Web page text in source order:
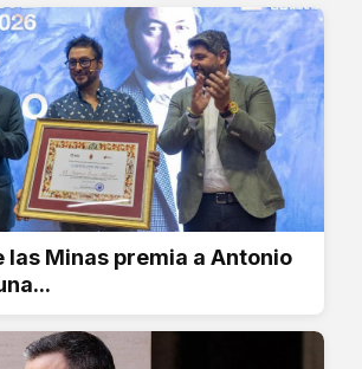
las Minas premia a Antonio